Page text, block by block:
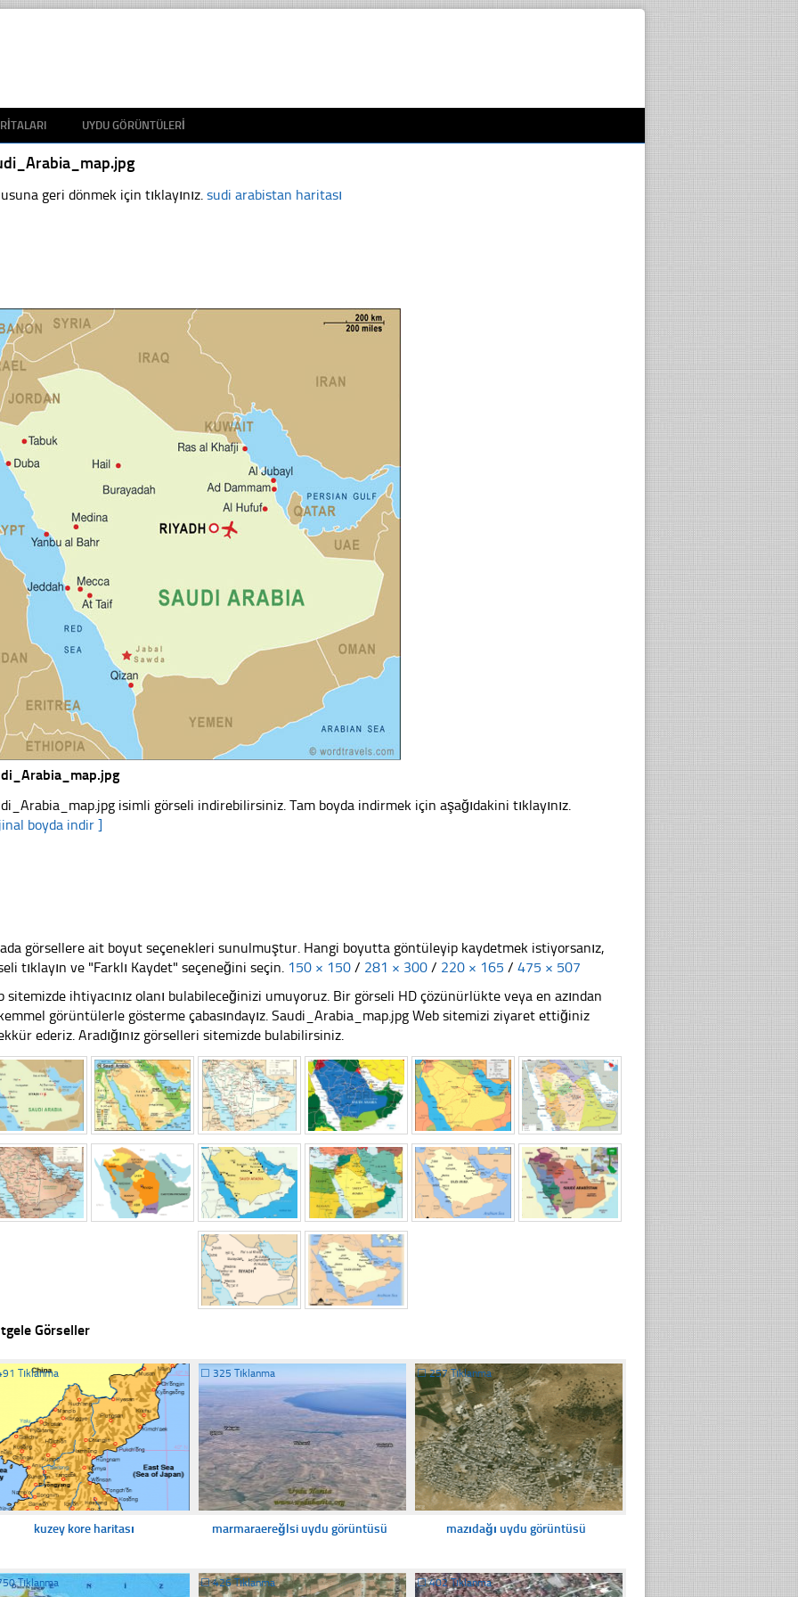
UYDU GÖRÜNTÜLERI
geri dönmek için tıklayınız.sudi arabistan haritası
isimli görseli indirebilirsiniz. Tam boyda indirmek için aşağıdakini tıklayınız.
boyda indir ]
görsellere ait boyut seçenekleri sunulmuştur. Hangi boyutta göntüleyip kaydetmek istiyorsanız,
tıklayın ve "Farklı Kaydet" seçeneğini seçin. 150 × 150 / 281 × 300 / 220 × 165 / 475 × 507
sitemizde ihtiyacınız olanı bulabileceğinizi umuyoruz. Bir görseli HD çözünürlükte veya en azından
görüntülerle gösterme çabasındayız. Saudi_Arabia_map.jpg Web sitemizi ziyaret ettiğiniz
ederiz. Aradığınız görselleri sitemizde bulabilirsiniz.
Görseller
Tıklanma
kuzey kore haritası
☐ 325 Tıklanma
marmaraereğlsi uydu görüntüsü
☐257 Tıklanma
mazıdağı uydu görüntüsü
Tıklanma ☐426 Tıklanma ☐402 Tıklanma